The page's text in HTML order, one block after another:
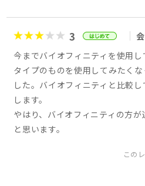
3
今までバイオフィニティを使用
タイプのものを使用してみたく
した。バイオフィニティと比較
します。
やはり、バイオフィニティの方
と思います。
この